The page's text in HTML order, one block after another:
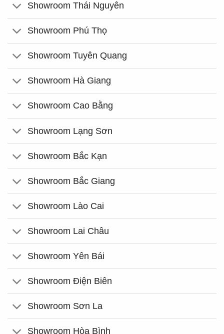
Showroom Thái Nguyên
Showroom Phú Thọ
Showroom Tuyên Quang
Showroom Hà Giang
Showroom Cao Bằng
Showroom Lạng Sơn
Showroom Bắc Kạn
Showroom Bắc Giang
Showroom Lào Cai
Showroom Lai Châu
Showroom Yên Bái
Showroom Điện Biên
Showroom Sơn La
Showroom Hòa Bình